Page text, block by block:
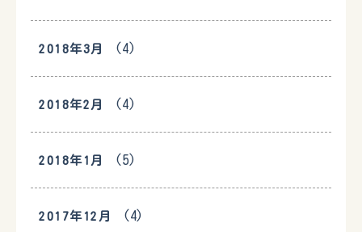
2018年3月 (4)
2018年2月 (4)
2018年1月 (5)
2017年12月 (4)